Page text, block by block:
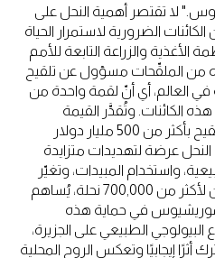
لا تقتصر أهمية النحل على
الضرورية لاستمرار الحياة
والزراعة التابعة للأمم
من الملقّحات مسؤول عن تلقيح
في العالم، أي أنّ لقمة واحدة من
الكائنات. وتُقدَّر القيمة
الاقتصادية العالمية لعملية التلقيح بأكثر من 500 مليار دولار
النحل عرضة لتهديدات متزايدة
واستخدام المبيدات، وتغيّر
المناخ. من خلال توفير ملاذ آمن لأكثر من 700,000 نحلة، يُساهم
موريشيوس في حماية هذه
البيولوجي الطبيعي على الجزيرة،
أثرًا إيجابيًا وتعكس الروح المحلية